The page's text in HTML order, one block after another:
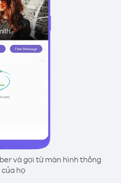
và gọi từ màn hình thông
họ